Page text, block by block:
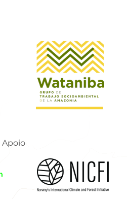
Apoio